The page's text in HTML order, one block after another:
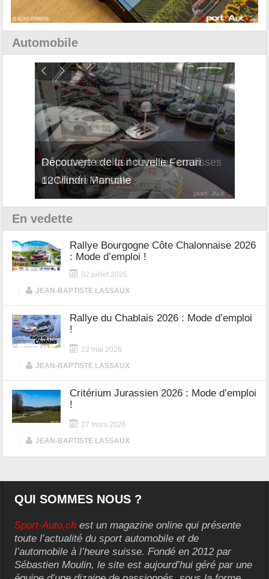
Automobile
Découverte de la nouvelle Ferrari
12Cilindri Manuale
En vedette
Rallye Bourgogne Côte Chalonnaise 2026
: Mode d’emploi !
02 juillet 2026
JEAN-BAPTISTE LASSAUX
Rallye du Chablais 2026 : Mode d’emploi
!
22 mai 2026
JEAN-BAPTISTE LASSAUX
Critérium Jurassien 2026 : Mode d’emploi
!
27 mars 2026
JEAN-BAPTISTE LASSAUX
QUI SOMMES NOUS ?
Sport-Auto.ch est un magazine online qui présente
toute l’actualité du sport automobile et de
l’automobile à l’heure suisse. Fondé en 2012 par
Sébastien Moulin, le site est aujourd’hui géré par une